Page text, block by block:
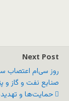
Next Post
روز سی‌ام اعتصاب
صنایع نفت و گاز و
حمایت‌‌‌ها و